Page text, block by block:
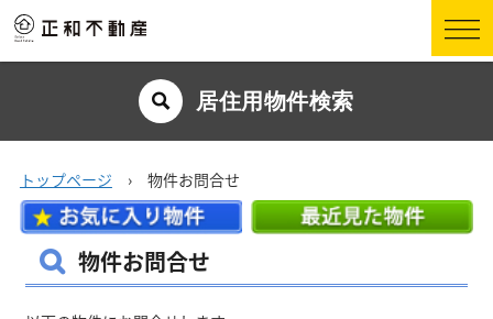
居住用物件検索
トップページ › 物件お問合せ
物件お問合せ